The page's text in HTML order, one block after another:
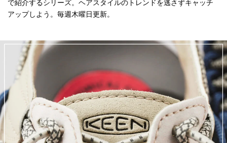
で紹介するシリーズ。ヘアスタイルのトレンドを逃さずキャッチ
アップしよう。毎週木曜日更新。